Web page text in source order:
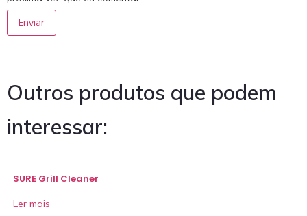
Outros produtos que podem
interessar:
SURE Grill Cleaner
Ler mais